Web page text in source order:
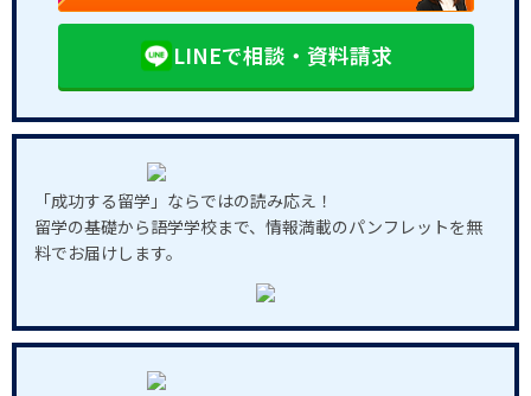
LINEで相談・資料請求
「成功する留学」ならではの読み応え！
留学の基礎から語学学校まで、情報満載のパンフレットを無
料でお届けします。